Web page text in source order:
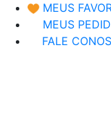
MEUS
MEUS
FALE